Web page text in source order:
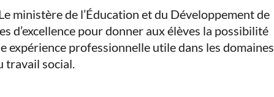
ministère de l’Éducation et du Développement de
d’excellence pour donner aux élèves la possibilité
expérience professionnelle utile dans les domaines
travail social.